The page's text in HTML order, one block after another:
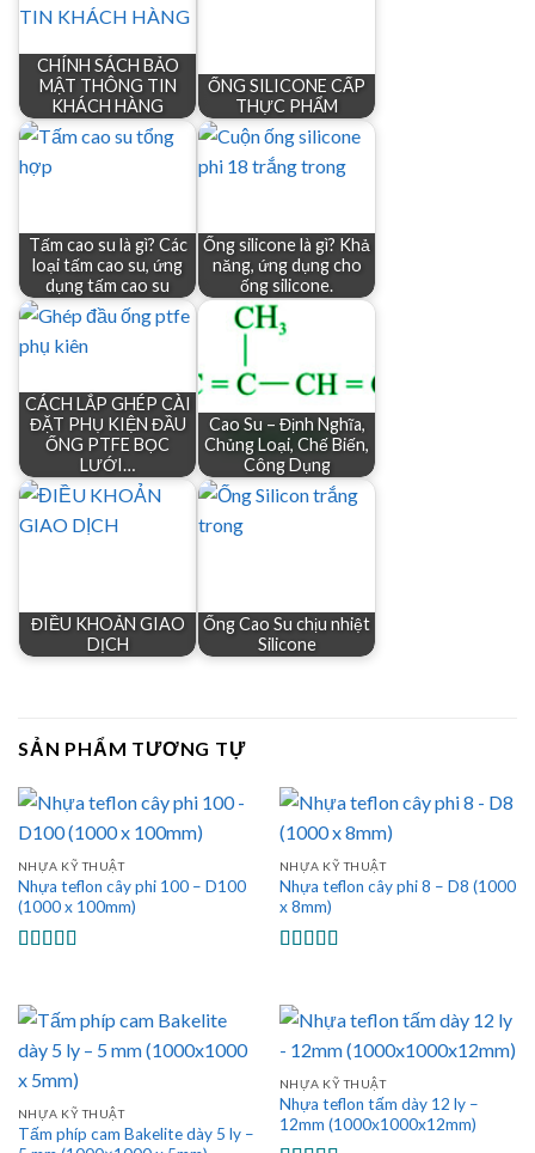
CHÍNH SÁCH BẢO
MẬT THÔNG TIN
KHÁCH HÀNG
ỐNG SILICONE CẤP
THỰC PHẨM
Tấm cao su là gì? Các
loại tấm cao su, ứng
dụng tấm cao su
Ống silicone là gì? Khả
năng, ứng dụng cho
ống silicone.
CÁCH LẮP GHÉP CÀI
ĐẶT PHỤ KIỆN ĐẦU
ỐNG PTFE BỌC
LƯỚI…
Cao Su – Định Nghĩa,
Chủng Loại, Chế Biến,
Công Dụng
ĐIỀU KHOẢN GIAO
DỊCH
Ống Cao Su chịu nhiệt
Silicone
SẢN PHẨM TƯƠNG TỰ
NHỰA KỸ THUẬT
Nhựa teflon cây phi 100 – D100
(1000 x 100mm)
sao
NHỰA KỸ THUẬT
Nhựa teflon cây phi 8 – D8 (1000
x 8mm)
sao
NHỰA KỸ THUẬT
Tấm phíp cam Bakelite dày 5 ly –
NHỰA KỸ THUẬT
Nhựa teflon tấm dày 12 ly –
12mm (1000x1000x12mm)